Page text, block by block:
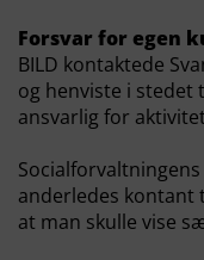
Forsvar for egen
BILD kontaktede
og henviste i stedet
ansvarlig for
anderledes kontant
at man skulle vise